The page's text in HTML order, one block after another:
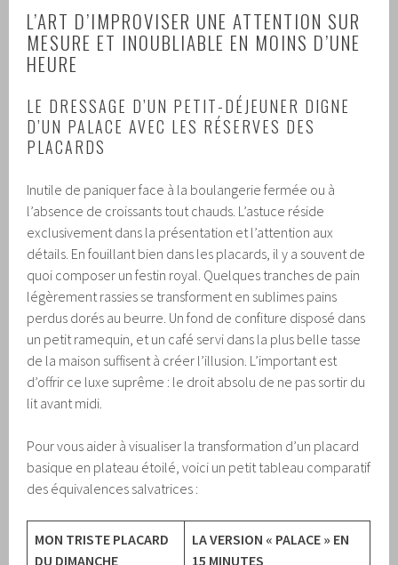
L’ART D’IMPROVISER UNE ATTENTION SUR
MESURE ET INOUBLIABLE EN MOINS D’UNE
HEURE
LE DRESSAGE D’UN PETIT-DÉJEUNER DIGNE
D’UN PALACE AVEC LES RÉSERVES DES
PLACARDS
Inutile de paniquer face à la boulangerie fermée ou à
l’absence de croissants tout chauds. L’astuce réside
exclusivement dans la présentation et l’attention aux
détails. En fouillant bien dans les placards, il y a souvent de
quoi composer un festin royal. Quelques tranches de pain
légèrement rassies se transforment en sublimes pains
perdus dorés au beurre. Un fond de confiture disposé dans
un petit ramequin, et un café servi dans la plus belle tasse
de la maison suffisent à créer l’illusion. L’important est
d’offrir ce luxe suprême : le droit absolu de ne pas sortir du
lit avant midi.
Pour vous aider à visualiser la transformation d’un placard
basique en plateau étoilé, voici un petit tableau comparatif
des équivalences salvatrices :
MON TRISTE PLACARD
DU DIMANCHE
LA VERSION « PALACE » EN
15 MINUTES